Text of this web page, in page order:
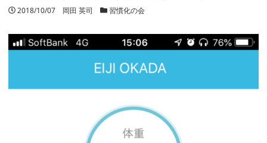
投稿日
2018/10/07 著者
岡田 英司 カテゴリー
習慣化の会